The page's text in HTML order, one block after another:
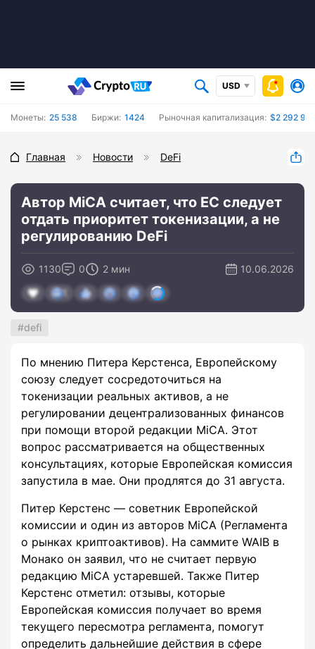
USD
Монеты: 25 538 Биржи: 1424 Рыночная капитализация: $2 292
Главная Новости DeFi
Автор MiCA считает, что ЕС следует
отдать приоритет токенизации, а не
регулированию DeFi
1130 0 2 мин
10.06.2026
1
defi
По мнению Питера Керстенса, Европейскому
союзу следует сосредоточиться на
токенизации реальных активов, а не
регулировании децентрализованных финансов
при помощи второй редакции MiCA. Этот
вопрос рассматривается на общественных
консультациях, которые Европейская комиссия
запустила в мае. Они продлятся до 31 августа.
Питер Керстенс — советник Европейской
комиссии и один из авторов MiCA (Регламента
о рынках криптоактивов). На саммите WAIB в
Монако он заявил, что не считает первую
редакцию MiCA устаревшей. Также Питер
Керстенс отметил: отзывы, которые
Европейская комиссия получает во время
текущего пересмотра регламента, помогут
определить дальнейшие действия в сфере